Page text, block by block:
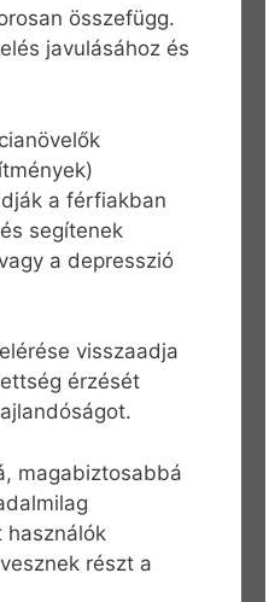
összefügg.
javulásához és
a férfiakban
segítenek
a depresszió
visszaadja
érzését
magabiztosabbá
használók
részt a